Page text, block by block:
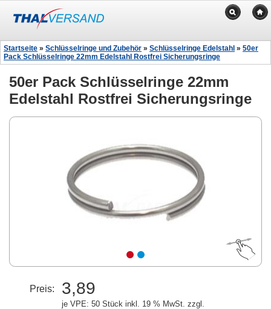
Startseite » Schlüsselringe und Zubehör » Schlüsselringe Edelstahl » 50er
Pack Schlüsselringe 22mm Edelstahl Rostfrei Sicherungsringe
50er Pack Schlüsselringe 22mm
Edelstahl Rostfrei Sicherungsringe
Preis: 3,89
je VPE: 50 Stück inkl. 19 % MwSt. zzgl.